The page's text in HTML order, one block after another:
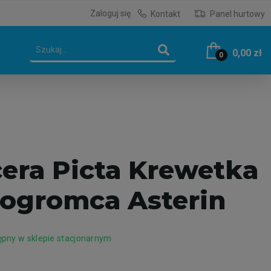
Zaloguj się Kontakt Panel hurtowy
0 0,00 zł
Picta Krewetka
Asterin
w sklepie stacjonarnym